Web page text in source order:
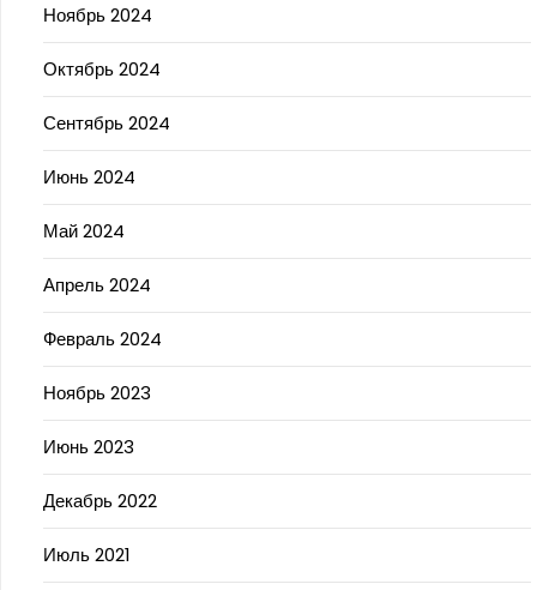
Ноябрь 2024
Октябрь 2024
Сентябрь 2024
Июнь 2024
Май 2024
Апрель 2024
Февраль 2024
Ноябрь 2023
Июнь 2023
Декабрь 2022
Июль 2021